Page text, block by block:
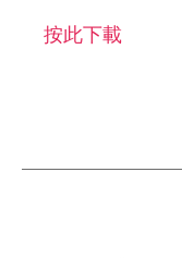
按此下載